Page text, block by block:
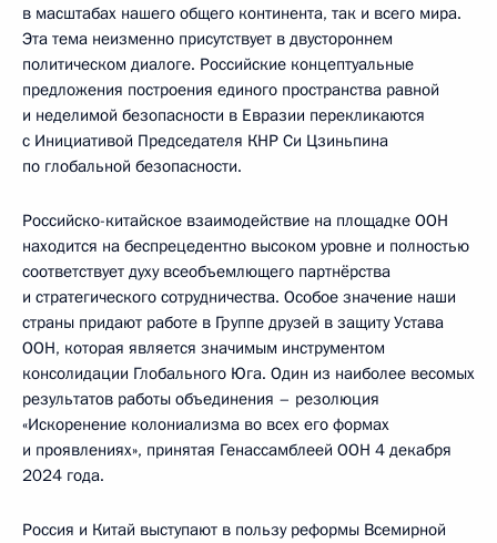
в масштабах нашего общего континента, так и всего мира.
Эта тема неизменно присутствует в двустороннем
политическом диалоге. Российские концептуальные
предложения построения единого пространства равной
и неделимой безопасности в Евразии перекликаются
с Инициативой Председателя КНР Си Цзиньпина
по глобальной безопасности.
Российско-китайское взаимодействие на площадке ООН
находится на беспрецедентно высоком уровне и полностью
соответствует духу всеобъемлющего партнёрства
и стратегического сотрудничества. Особое значение наши
страны придают работе в Группе друзей в защиту Устава
ООН, которая является значимым инструментом
консолидации Глобального Юга. Один из наиболее весомых
результатов работы объединения – резолюция
«Искоренение колониализма во всех его формах
и проявлениях», принятая Генассамблеей ООН 4 декабря
2024 года.
Россия и Китай выступают в пользу реформы Всемирной